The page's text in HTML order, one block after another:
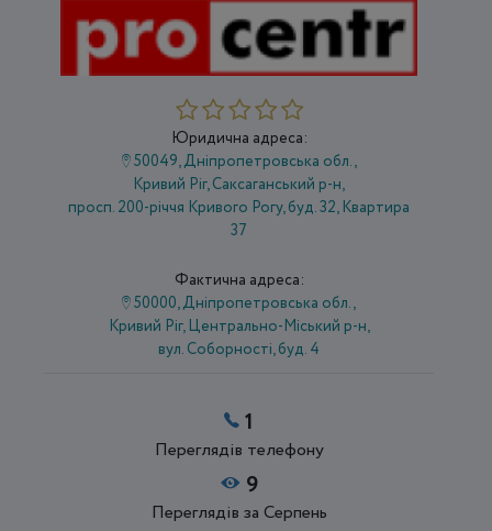
Юридична адреса:
50049, Дніпропетровська обл.,
Кривий Ріг, Саксаганський р-н,
просп. 200-річчя Кривого Рогу, буд. 32, Квартира
37
Фактична адреса:
50000, Дніпропетровська обл.,
Кривий Ріг, Центрально-Міський р-н,
вул. Соборності, буд. 4
1
Переглядів телефону
9
Переглядів за Серпень